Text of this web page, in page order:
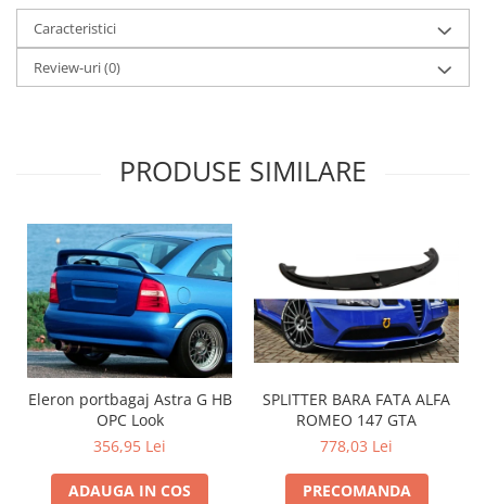
Lumini la numar
Proiectoare ceata
Semnalizari aripa
Furtun intercooler turbo
Intercooler
Caracteristici
Review-uri(0)
PRODUSE SIMILARE
Eleron portbagaj Astra G HB
OPC Look
356,95 Lei
ADAUGA IN COS
SPLITTER BARA FATA ALFA
ROMEO 147 GTA
778,03 Lei
PRECOMANDA